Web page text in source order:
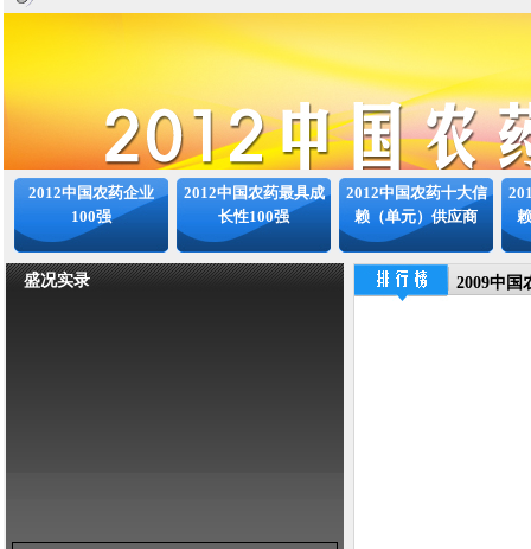
2012中国农药企业
100强
2012中国农药最具成
长性100强
2012中国农药十大信
赖（单元）供应商
盛况实录 2009中国